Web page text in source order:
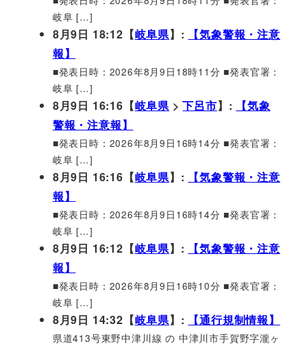
岐阜 […]
8月9日 18:12【岐阜県】:
【気象警報・注意
報】
■発表日時：2026年8月9日18時11分 ■発表官署：
岐阜 […]
8月9日 16:16【岐阜県 >下呂市】:
【気象
警報・注意報】
■発表日時：2026年8月9日16時14分 ■発表官署：
岐阜 […]
8月9日 16:16【岐阜県】:
【気象警報・注意
報】
■発表日時：2026年8月9日16時14分 ■発表官署：
岐阜 […]
8月9日 16:12【岐阜県】:
【気象警報・注意
報】
■発表日時：2026年8月9日16時10分 ■発表官署：
岐阜 […]
8月9日 14:32【岐阜県】: 【通行規制情報】
県道413号東野中津川線 の 中津川市手賀野字瀧ヶ